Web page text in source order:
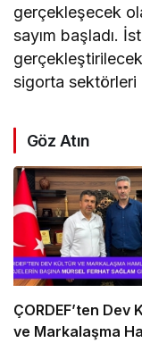
gerçekleşecek
sayım başladı.
sigorta sektörleri
Göz Atın
ÇORDEF’ten Dev
ve Markalaşma